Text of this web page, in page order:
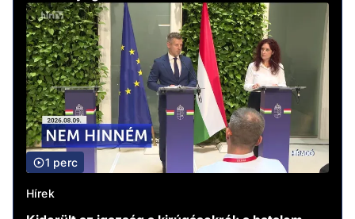
1 perc
Hírek